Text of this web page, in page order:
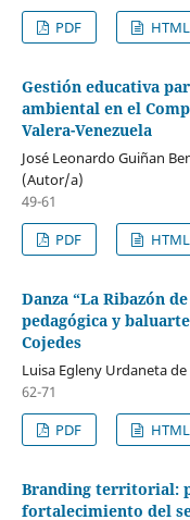
PDF
HTML
Gestión educativa
ambiental en el
Valera-Venezuela
José Leonardo Guiñan
(Autor/a)
49-61
PDF
HTML
Danza “La Ribazón
pedagógica y
Cojedes
Luisa Egleny Urdaneta
62-71
PDF
HTML
Branding territorial:
fortalecimiento del